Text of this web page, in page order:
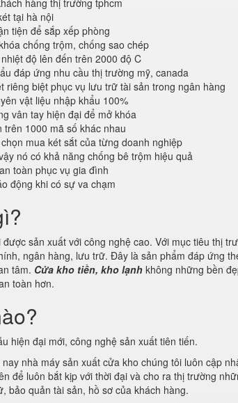
hàng thị trường tphcm
tại hà nội
tiện để sắp xếp phòng
chống trộm, chống sao chép
độ lên đến trên 2000 độ C
đáp ứng nhu cầu thị trường mỹ, canada
riêng biệt phục vụ lưu trữ tài sản trong ngân hàng
vật liệu nhập khẩu 100%
vân tay hiện đại để mở khóa
1000 mã số khác nhau
mua két sắt của từng doanh nghiệp
nó có khả năng chống bê trộm hiệu quả
toàn phục vụ gia đình
động khi có sự va chạm
sản xuất với công nghệ cao. Với mục tiêu thị
ngân hàng, lưu trữ. Đây là sản phẩm đáp ứng
tâm. Cửa kho tiền, kho lạnh không những bền
toàn hơn.
hiện đại mới, công nghệ sản xuất tiên tiến.
nhà máy sản xuất cửa kho chúng tôi luôn cập
để luôn bắt kịp với thời đại và cho ra thị trường
bảo quản tài sản, hồ sơ của khách hàng.